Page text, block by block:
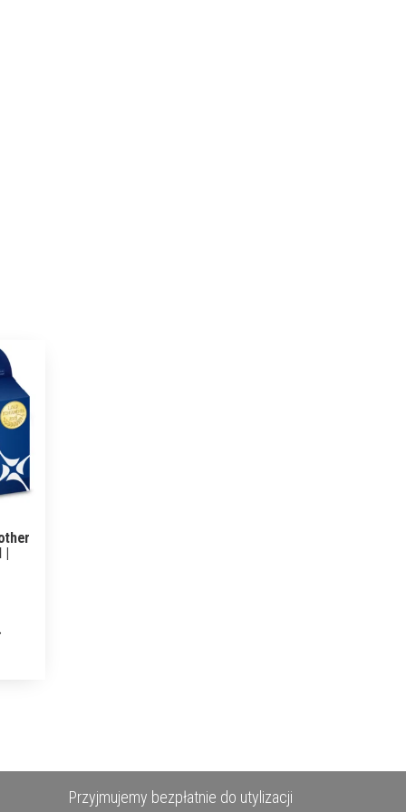
|
Przyjmujemy bezpłatnie do utylizacji